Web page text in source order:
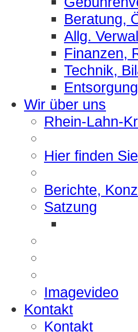
Beratung,
Allg.
Finanzen,
Technik,
Wir über uns
Rhein-Lahn-
Hier finden
Berichte,
Satzung
Imagevideo
Kontakt
Kontakt